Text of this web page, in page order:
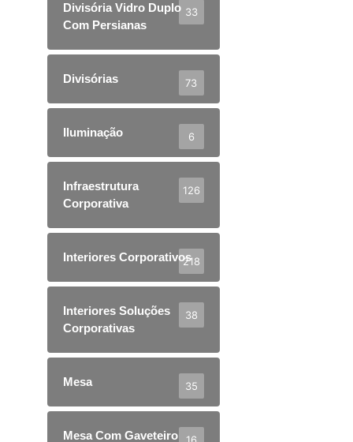
Divisória Vidro Duplo
Com Persianas
33
Divisórias 73
Iluminação 6
Infraestrutura
Corporativa
126
Interiores Corporativos218
Interiores Soluções
Corporativas
38
Mesa 35
Mesa Com Gaveteiro
16